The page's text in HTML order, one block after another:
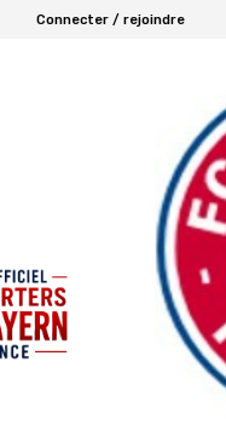
Connecter / rejoindre